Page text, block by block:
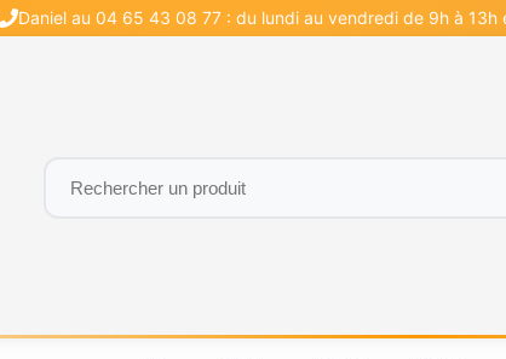
Daniel au 04 65 43 08 77 : du lundi au vendredi de 9h à 13h